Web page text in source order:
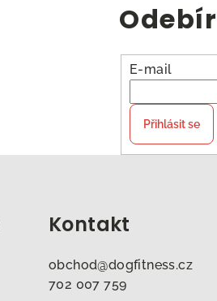
E-mail
Přihlásit se
Kontakt
obchod@dogfitness.cz
702 007 759